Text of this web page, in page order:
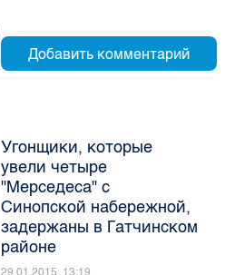
Угонщики, которые
увели четыре
"Мерседеса" с
Синопской набережной,
задержаны в Гатчинском
районе
29.01.2015, 13:19